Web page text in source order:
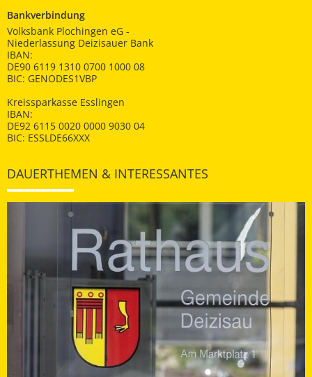
Bankverbindung
Volksbank Plochingen eG -
Niederlassung Deizisauer Bank
IBAN:
DE90 6119 1310 0700 1000 08
BIC: GENODES1VBP
Kreissparkasse Esslingen
IBAN:
DE92 6115 0020 0000 9030 04
BIC: ESSLDE66XXX
DAUERTHEMEN & INTERESSANTES